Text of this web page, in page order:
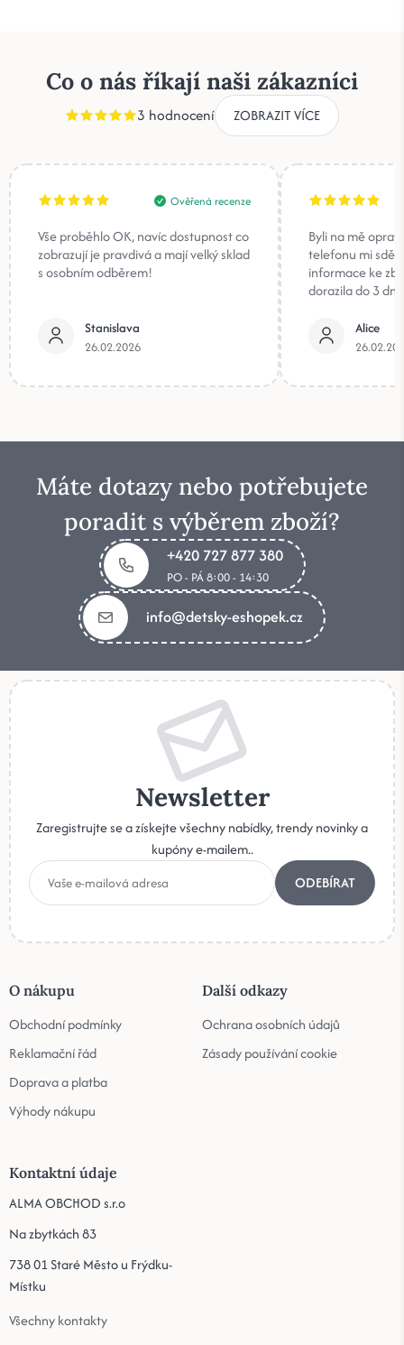
Co o nás říkají naši zákazníci
3 hodnocení ZOBRAZIT VÍCE
Ověřená recenze
Vše proběhlo OK, navíc dostupnost co
zobrazují je pravdivá a mají velký sklad
s osobním odběrem!
Stanislava
26.02.2026
Byli na mě
telefonu mi
informace ke
dorazila do 3
Alice
Máte dotazy nebo potřebujete
poradit s výběrem zboží?
+420 727 877 380
PO - PÁ 8:00 - 14:30
info@detsky-eshopek.cz
Newsletter
Zaregistrujte se a získejte všechny nabídky, trendy novinky a
kupóny e-mailem..
ODEBÍRAT
O nákupu
Obchodní podmínky
Reklamační řád
Doprava a platba
Výhody nákupu
Další odkazy
Ochrana osobních údajů
Zásady používání cookie
Kontaktní údaje
ALMA OBCHOD s.r.o
Na zbytkách 83
738 01 Staré Město u Frýdku-
Místku
Všechny kontakty